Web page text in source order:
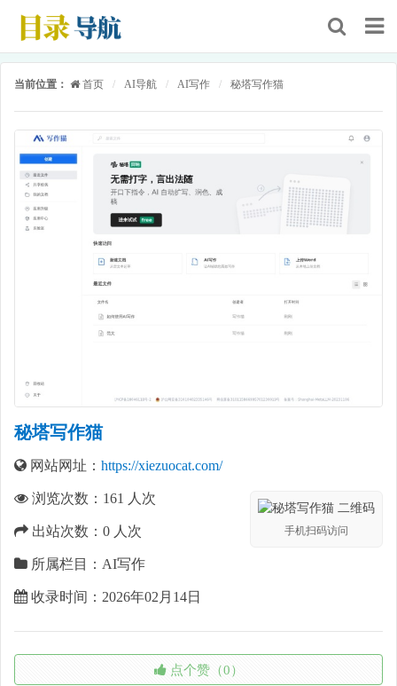
当前位置： 首页 / AI导航 / AI写作 / 秘塔写作猫
秘塔写作猫
网站网址： https://xiezuocat.com/
手机扫码访问
浏览次数： 161 人次
出站次数： 0 人次
所属栏目：AI写作
收录时间：2026年02月14日
点个赞（0）